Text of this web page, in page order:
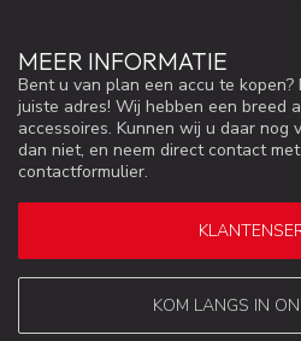
MEER INFORMATIE
Bent u van plan een accu te
juiste adres! Wij hebben een breed
accessoires. Kunnen wij u daar nog
dan niet, en neem direct contact
contactformulier.
KOM LANGS IN